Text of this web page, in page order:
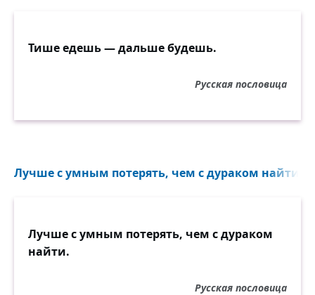
Тише едешь — дальше будешь.
Русская пословица
Лучше с умным потерять, чем с дураком найти...
Лучше с умным потерять, чем с дураком
найти.
Русская пословица